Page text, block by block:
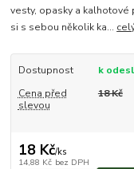
vesty, opasky a kalhotové
si s sebou několik ka...
Dostupnost
k
Cena před
slevou
18 Kč
18 Kč/ks
14,88 Kč bez DPH